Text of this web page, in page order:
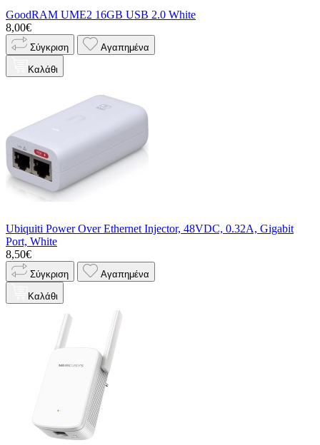
GoodRAM UME2 16GB USB 2.0 White
8,00€
Σύγκριση Αγαπημένα
Καλάθι
Ubiquiti Power Over Ethernet Injector, 48VDC, 0.32A, Gigabit
Port, White
8,50€
Σύγκριση Αγαπημένα
Καλάθι